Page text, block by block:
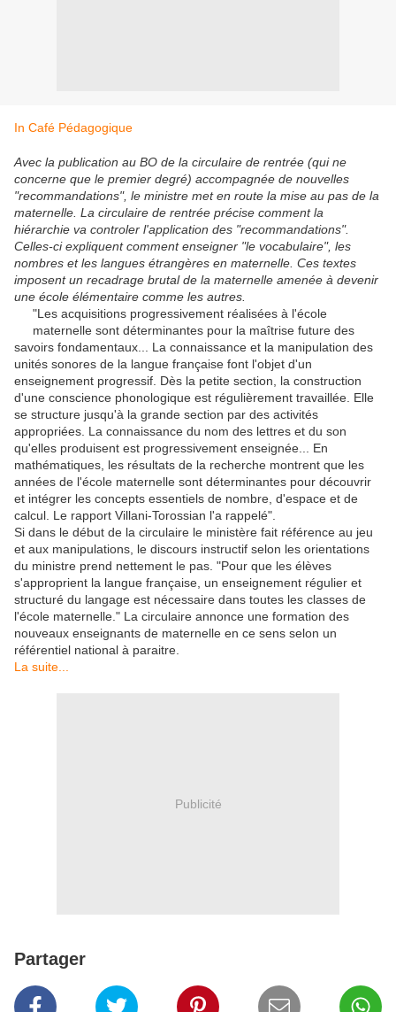
In Café Pédagogique
Avec la publication au BO de la circulaire de rentrée (qui ne
concerne que le premier degré) accompagnée de nouvelles
"recommandations", le ministre met en route la mise au pas de la
maternelle. La circulaire de rentrée précise comment la
hiérarchie va controler l'application des "recommandations".
Celles-ci expliquent comment enseigner "le vocabulaire", les
nombres et les langues étrangères en maternelle. Ces textes
imposent un recadrage brutal de la maternelle amenée à devenir
une école élémentaire comme les autres.
"Les acquisitions progressivement réalisées à l'école
maternelle sont déterminantes pour la maîtrise future des
savoirs fondamentaux... La connaissance et la manipulation des
unités sonores de la langue française font l'objet d'un
enseignement progressif. Dès la petite section, la construction
d'une conscience phonologique est régulièrement travaillée. Elle
se structure jusqu'à la grande section par des activités
appropriées. La connaissance du nom des lettres et du son
qu'elles produisent est progressivement enseignée... En
mathématiques, les résultats de la recherche montrent que les
années de l'école maternelle sont déterminantes pour découvrir
et intégrer les concepts essentiels de nombre, d'espace et de
calcul. Le rapport Villani-Torossian l'a rappelé".
Si dans le début de la circulaire le ministère fait référence au jeu
et aux manipulations, le discours instructif selon les orientations
du ministre prend nettement le pas. "Pour que les élèves
s'approprient la langue française, un enseignement régulier et
structuré du langage est nécessaire dans toutes les classes de
l'école maternelle." La circulaire annonce une formation des
nouveaux enseignants de maternelle en ce sens selon un
référentiel national à paraitre.
La suite...
Publicité
Partager